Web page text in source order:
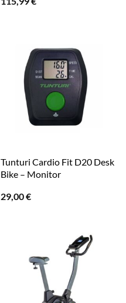
Tunturi Cardio Fit D20 Desk
Bike – Monitor
29,00€